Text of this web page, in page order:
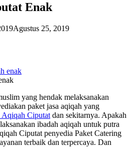
Enak
Agustus 25, 2019
yang hendak melaksanakan
paket jasa aqiqah yang
Aqiqah Ciputat dan sekitarnya. Apakah
ibadah aqiqah untuk putra
Ciputat penyedia Paket Catering
terbaik dan terpercaya. Dan